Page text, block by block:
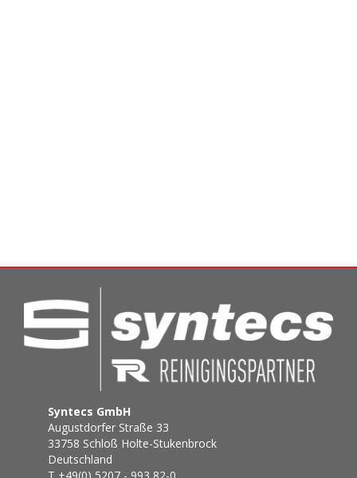
Syntecs GmbH
Augustdorfer Straße 33
33758 Schloß Holte-Stukenbrock
Deutschland